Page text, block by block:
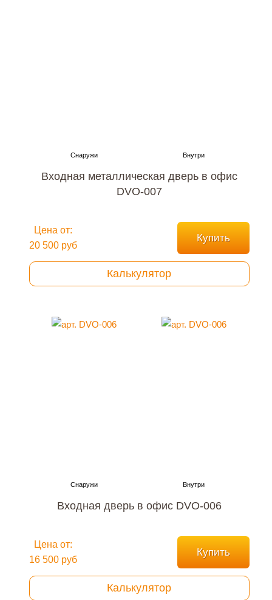
Входная металлическая дверь в офис
DVO-007
Цена от:
20 500 руб
Купить
Калькулятор
Входная дверь в офис DVO-006
Цена от:
16 500 руб
Купить
Калькулятор